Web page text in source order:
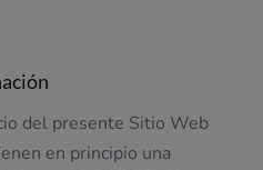
del presente Sitio Web
en principio una